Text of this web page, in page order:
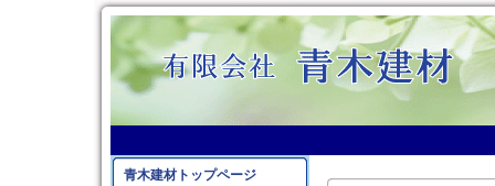
青木建材トップページ